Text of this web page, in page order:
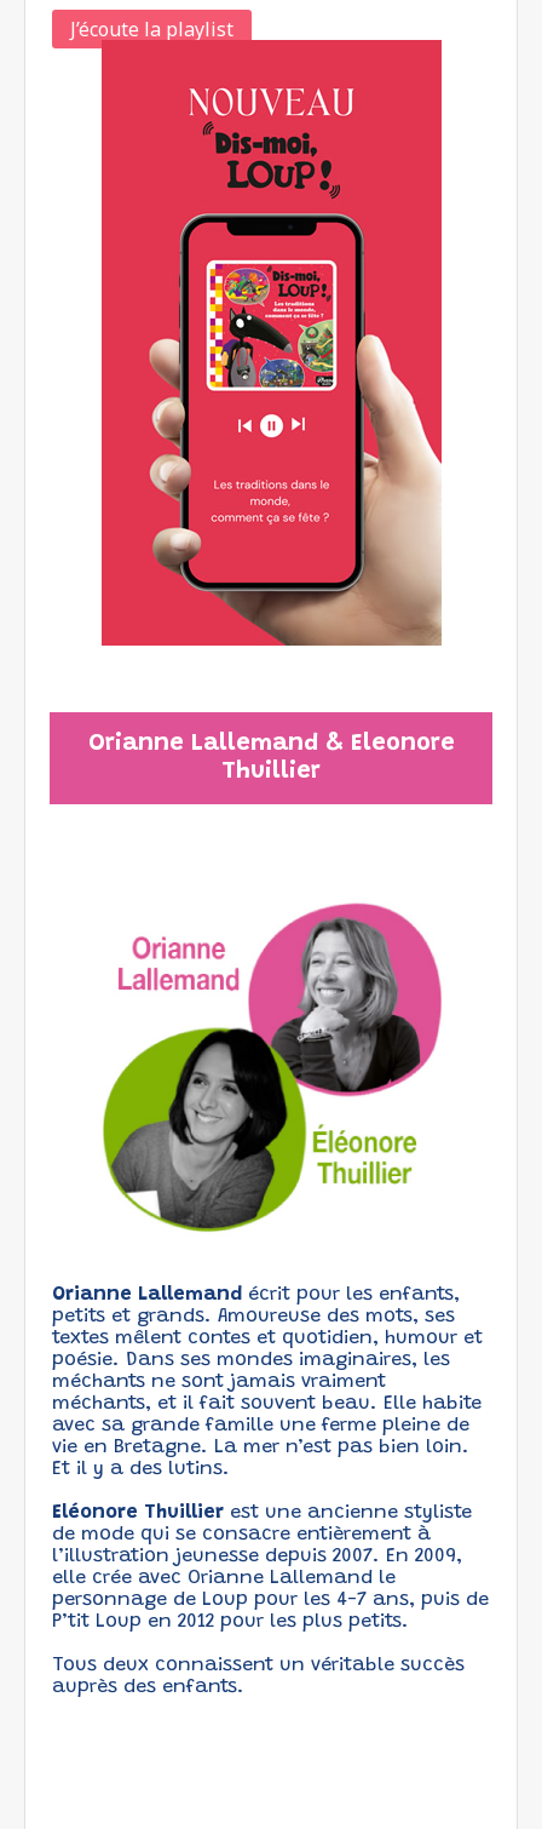
J’écoute la playlist
Orianne Lallemand & Eleonore
Thuillier
Orianne Lallemand écrit pour les enfants,
petits et grands. Amoureuse des mots, ses
textes mêlent contes et quotidien, humour et
poésie. Dans ses mondes imaginaires, les
méchants ne sont jamais vraiment
méchants, et il fait souvent beau. Elle habite
avec sa grande famille une ferme pleine de
vie en Bretagne. La mer n’est pas bien loin.
Et il y a des lutins.
Eléonore Thuillier est une ancienne styliste
de mode qui se consacre entièrement à
l’illustration jeunesse depuis 2007. En 2009,
elle crée avec Orianne Lallemand le
personnage de Loup pour les 4-7 ans, puis de
P’tit Loup en 2012 pour les plus petits.
Tous deux connaissent un véritable succès
auprès des enfants.